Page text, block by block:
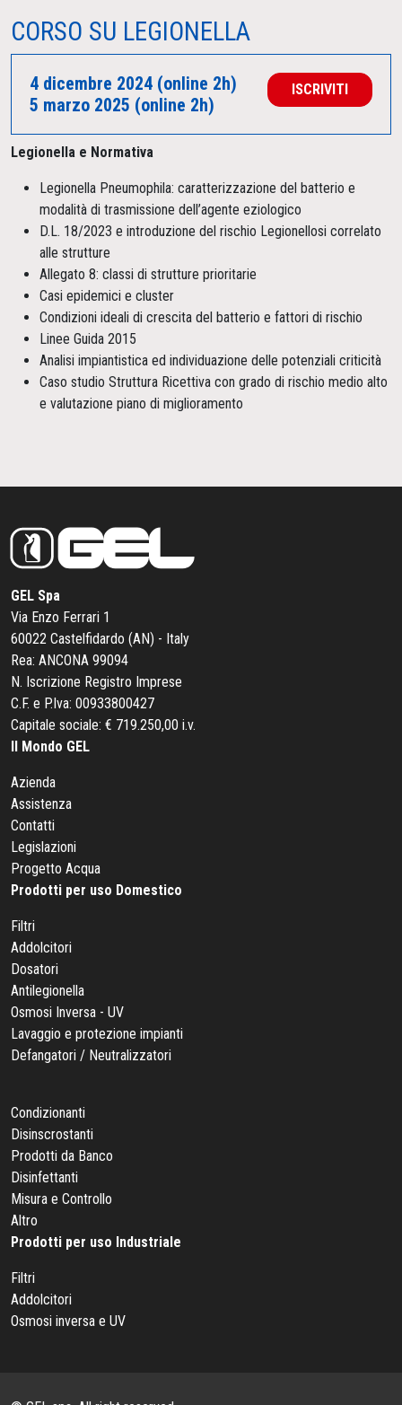
CORSO SU LEGIONELLA
ISCRIVITI
4 dicembre 2024 (online 2h)
5 marzo 2025 (online 2h)
Legionella e Normativa
Legionella Pneumophila: caratterizzazione del batterio e
modalità di trasmissione dell’agente eziologico
D.L. 18/2023 e introduzione del rischio Legionellosi correlato
alle strutture
Allegato 8: classi di strutture prioritarie
Casi epidemici e cluster
Condizioni ideali di crescita del batterio e fattori di rischio
Linee Guida 2015
Analisi impiantistica ed individuazione delle potenziali criticità
Caso studio Struttura Ricettiva con grado di rischio medio alto
e valutazione piano di miglioramento
GEL Spa
Via Enzo Ferrari 1
60022 Castelfidardo (AN) - Italy
Rea: ANCONA 99094
N. Iscrizione Registro Imprese
C.F. e P.Iva: 00933800427
Capitale sociale: € 719.250,00 i.v.
Il Mondo GEL
Azienda
Assistenza
Contatti
Legislazioni
Progetto Acqua
Prodotti per uso Domestico
Filtri
Addolcitori
Dosatori
Antilegionella
Osmosi Inversa - UV
Lavaggio e protezione impianti
Defangatori / Neutralizzatori
Condizionanti
Disinscrostanti
Prodotti da Banco
Disinfettanti
Misura e Controllo
Altro
Prodotti per uso Industriale
Filtri
Addolcitori
Osmosi inversa e UV